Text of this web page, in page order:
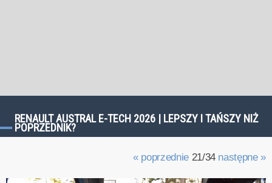
RENAULT AUSTRAL E-TECH 2026 | LEPSZY I TAŃSZY NIŻ
POPRZEDNIK?
« poprzednie21/34 następne »